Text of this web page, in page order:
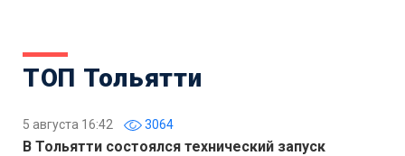
ТОП Тольятти
5 августа 16:42 3064
В Тольятти состоялся технический запуск